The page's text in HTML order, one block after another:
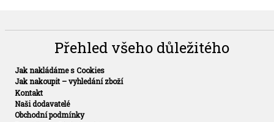
Přehled všeho důležitého
Jak nakládáme s Cookies
Jak nakoupit – vyhledání zboží
Kontakt
Naši dodavatelé
Obchodní podmínky